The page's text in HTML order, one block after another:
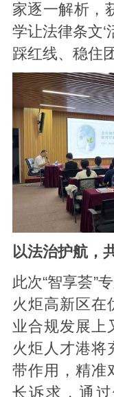
家逐一解析，
学让法律条文‘
踩红线、稳住
以法治护航，
此次“智享荟”
火炬高新区在
业合规发展上
火炬人才港将
带作用，精准
长诉求，通